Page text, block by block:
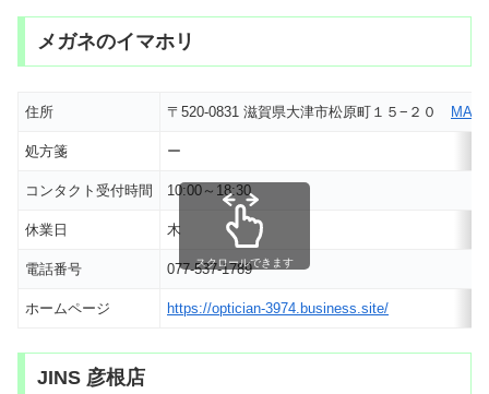
メガネのイマホリ
住所 〒520-0831 滋賀県大津市松原町１５−２０ MAP
処方箋 ー
コンタクト受付時間 10:00～18:30
休業日 木
電話番号 077-537-1789
ホームページ https://optician-3974.business.site/
スクロールできます
JINS 彦根店